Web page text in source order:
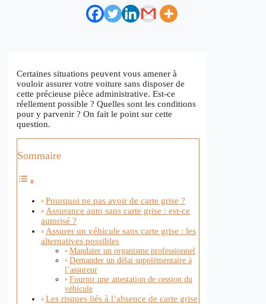
Certaines situations peuvent vous amener à
vouloir assurer votre voiture sans disposer de
cette précieuse pièce administrative. Est-ce
réellement possible ? Quelles sont les conditions
pour y parvenir ? On fait le point sur cette
question.
Sommaire
Pourquoi ne pas avoir de carte grise ?
Assurance auto sans carte grise : est-ce
autorisé ?
Assurer un véhicule sans carte grise : les
alternatives possibles
Mandater un organisme professionnel
Demander un délai supplémentaire à
l’assureur
Fournir une attestation de cession du
véhicule
Les risques liés à l’absence de carte grise